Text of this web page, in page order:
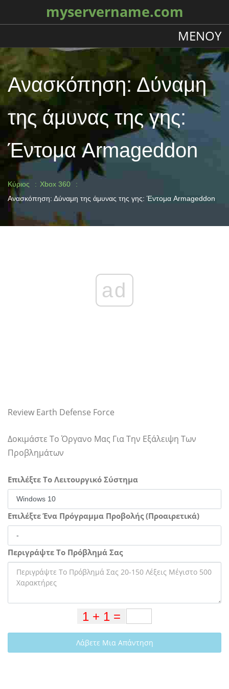
myservername.com
ΜΕΝΟΎ
Ανασκόπηση: Δύναμη
της άμυνας της γης:
Έντομα Armageddon
Κύριος
Xbox 360
Ανασκόπηση: Δύναμη της άμυνας της γης: Έντομα Armageddon
ad
Review Earth Defense Force
Δοκιμάστε Το Όργανο Μας Για Την Εξάλειψη Των
Προβλημάτων
Επιλέξτε Το Λειτουργικό Σύστημα
Επιλέξτε Ένα Πρόγραμμα Προβολής (Προαιρετικά)
Περιγράψτε Το Πρόβλημά Σας
Λάβετε Μια Απάντηση